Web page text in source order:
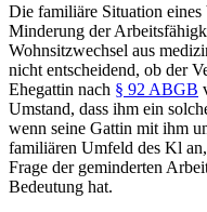
Die familiäre Situation
Minderung der
Wohnsitzwechsel aus
nicht entscheidend, ob der
Ehegattin nach § 92 ABGB
Umstand, dass ihm ein
wenn seine Gattin mit ihm
familiären Umfeld des Kl
Frage der geminderten
Bedeutung hat.